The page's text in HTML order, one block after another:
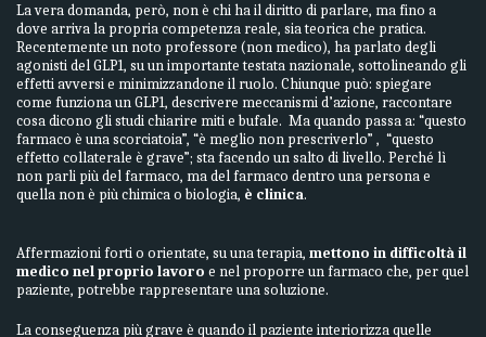
La vera domanda, però, non è chi ha il diritto di parlare, ma fino a
dove arriva la propria competenza reale, sia teorica che pratica.
Recentemente un noto professore (non medico), ha parlato degli
agonisti del GLP1, su un importante testata nazionale, sottolineando gli
effetti avversi e minimizzandone il ruolo. Chiunque può: spiegare
come funziona un GLP1, descrivere meccanismi d’azione, raccontare
cosa dicono gli studi chiarire miti e bufale. Ma quando passa a: “questo
farmaco è una scorciatoia”, “è meglio non prescriverlo” , “questo
effetto collaterale è grave”; sta facendo un salto di livello. Perché lì
non parli più del farmaco, ma del farmaco dentro una persona e
quella non è più chimica o biologia, è clinica.
Affermazioni forti o orientate, su una terapia, mettono in difficoltà il
medico nel proprio lavoro e nel proporre un farmaco che, per quel
paziente, potrebbe rappresentare una soluzione.
La conseguenza più grave è quando il paziente interiorizza quelle